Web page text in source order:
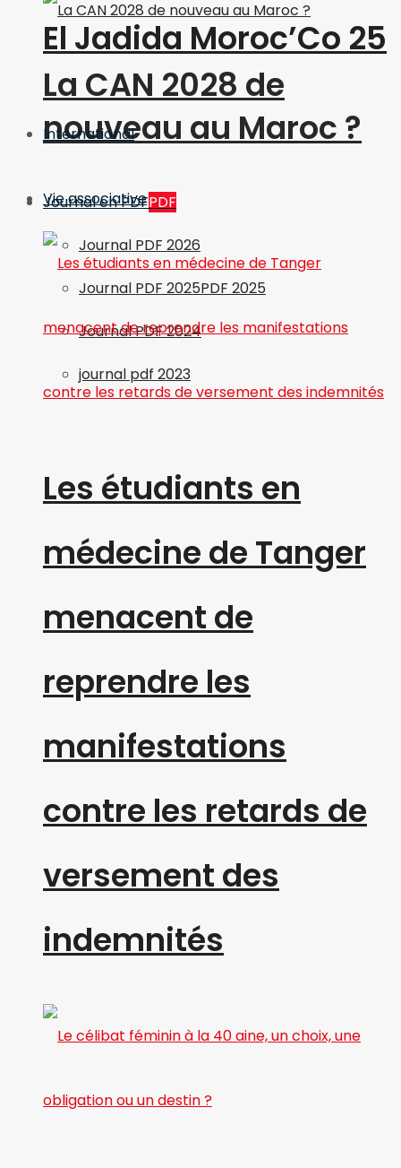
La CAN 2028 de
nouveau au Maroc ?
Journal en PDFPDF
Journal PDF 2026
Journal PDF 2025PDF 2025
Journal PDF 2024
journal pdf 2023
El Jadida Moroc’Co 25
International
Vie associative
Les étudiants en
médecine de Tanger
menacent de
reprendre les
manifestations
contre les retards de
versement des
indemnités